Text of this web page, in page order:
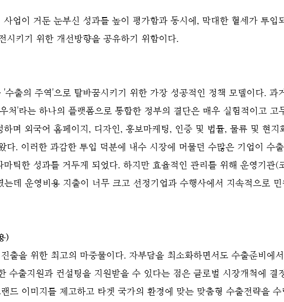
업이 거둔 눈부신 성과를 높이 평가함과 동시에, 막대한 혈세가 투입
시키기 위한 개선방향을 공유하기 위함이다.
수출의 주역'으로 탈바꿈시키기 위한 가장 성공적인 정책 모델이다. 과
처'라는 하나의 플랫폼으로 통합한 정부의 결단은 매우 실험적이고 고
며 외국어 홈페이지, 디자인, 홍보마케팅, 인증 및 법률, 물류 및 현지
다. 이러한 과감한 투입 덕분에 내수 시장에 머물던 수많은 기업이 수
틱한 성과를 거두게 되었다. 하지만 효율적인 관리를 위해 운영기관(
는데 운영비용 지출이 너무 크고 선정기업과 수행사에서 지속적으로 민
)
출을 위한 최고의 마중물이다. 자부담을 최소화하면서도 수출준비에
수출지원과 컨설팅을 지원받을 수 있다는 점은 글로벌 시장개척에 결
드 이미지를 제고하고 타겟 국가의 환경에 맞는 맞춤형 수출전략을 수